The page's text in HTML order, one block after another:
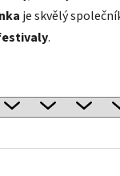
je skvělý
.